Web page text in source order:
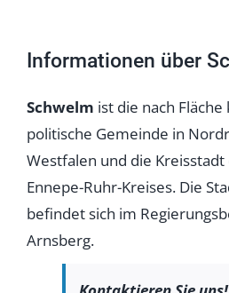
Informationen über
Schwelm ist die nach Fläche
politische Gemeinde in
Westfalen und die Kreisstadt
Ennepe-Ruhr-Kreises. Die
befindet sich im
Arnsberg.